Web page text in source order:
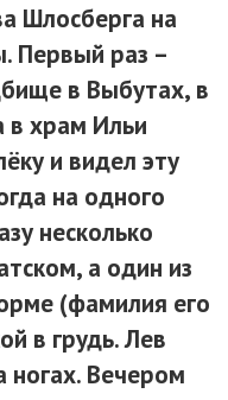
Шлосберга на
Первый раз –
в Выбутах, в
в храм Ильи
и видел эту
на одного
несколько
а один из
(фамилия его
в грудь. Лев
ногах. Вечером